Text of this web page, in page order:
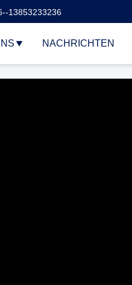
13853233236
NACHRICHTEN